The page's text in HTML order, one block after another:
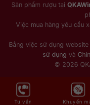
Sản phẩm rượu tại
Việc mua hàng yêu cầu
Bằng việc sử dụng website
sử dụng và
© 2026
Tư vấn Khuyến